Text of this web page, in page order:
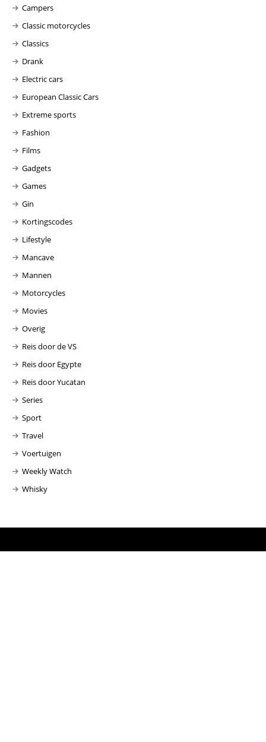
Campers
Classic motorcycles
Classics
Drank
Electric cars
European Classic Cars
Extreme sports
Fashion
Films
Gadgets
Games
Gin
Kortingscodes
Lifestyle
Mancave
Mannen
Motorcycles
Movies
Overig
Reis door de VS
Reis door Egypte
Reis door Yucatan
Series
Sport
Travel
Voertuigen
Weekly Watch
Whisky